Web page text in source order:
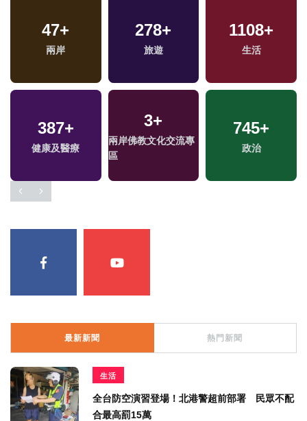
47+
兩岸
278+
旅遊
1108+
生活
387+
健康及醫療
3+
兩岸佛教文化交流專
區
745+
政治
最新新聞 熱門新聞
生活
全台防空演習登場！北港警超前部署 民眾不配
合最高罰15萬